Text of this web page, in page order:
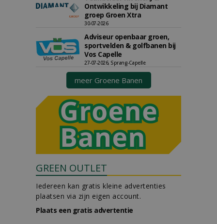
Ontwikkeling bij Diamant
groep Groen Xtra
30-07-2026
Adviseur openbaar groen,
sportvelden & golfbanen bij
Vos Capelle
27-07-2026, Sprang-Capelle
meer Groene Banen
GREEN OUTLET
Iedereen kan gratis kleine advertenties
plaatsen via zijn eigen account.
Plaats een gratis advertentie